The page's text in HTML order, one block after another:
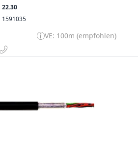
22.30
1591035
VE: 100m (empfohlen)